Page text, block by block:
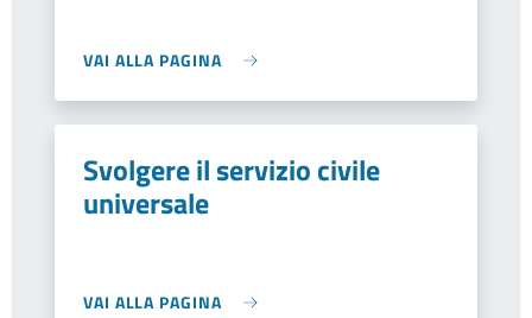
VAI ALLA PAGINA
Svolgere il servizio civile
universale
VAI ALLA PAGINA